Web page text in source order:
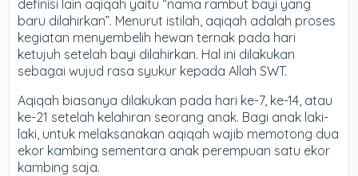
definisi lain aqiqah yaitu “nama rambut bayi yang
baru dilahirkan”. Menurut istilah, aqiqah adalah proses
kegiatan menyembelih hewan ternak pada hari
ketujuh setelah bayi dilahirkan. Hal ini dilakukan
sebagai wujud rasa syukur kepada Allah SWT.
Aqiqah biasanya dilakukan pada hari ke-7, ke-14, atau
ke-21 setelah kelahiran seorang anak. Bagi anak laki-
laki, untuk melaksanakan aqiqah wajib memotong dua
ekor kambing sementara anak perempuan satu ekor
kambing saja.